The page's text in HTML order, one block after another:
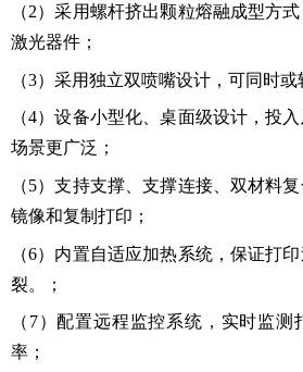
（2）采用螺杆挤出颗粒熔融成型方
激光器件；
（3）采用独立双喷嘴设计，可同时
（4）设备小型化、桌面级设计，投
场景更广泛；
（5）支持支撑、支撑连接、双材料
镜像和复制打印；
（6）内置自适应加热系统，保证打
裂。；
（7）配置远程监控系统，实时监
率；